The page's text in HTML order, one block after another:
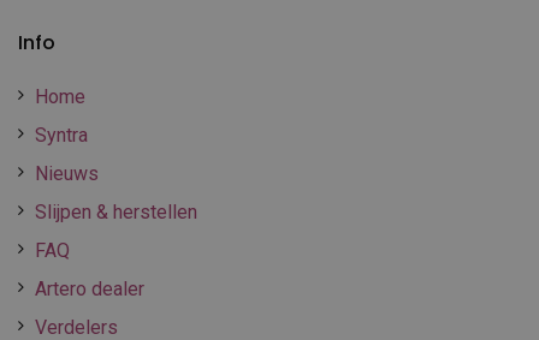
Info
Home
Syntra
Nieuws
Slijpen & herstellen
FAQ
Artero dealer
Verdelers